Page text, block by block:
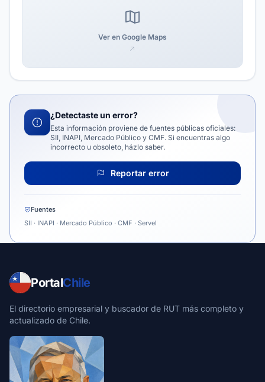
Ver en Google Maps
¿Detectaste un error?
Esta información proviene de fuentes públicas oficiales:
SII, INAPI, Mercado Público y CMF. Si encuentras algo
incorrecto u obsoleto, házlo saber.
Reportar error
Fuentes
SII · INAPI · Mercado Público · CMF · Servel
PortalChile
El directorio empresarial y buscador de RUT más completo y
actualizado de Chile.